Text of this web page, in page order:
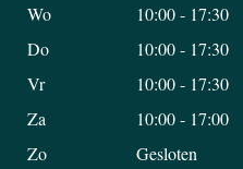
Wo
10:00 - 17:30
Do
10:00 - 17:30
Vr
10:00 - 17:30
Za
10:00 - 17:00
Zo
Gesloten